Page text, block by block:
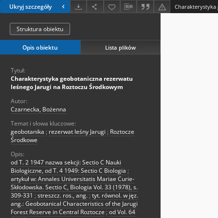
Ukryj szczegóły
Struktura obiektu
Opis obiektu Lista plików
Tytuł:
Charakterystyka geobotaniczna rezerwatu
leśnego Jarugi na Roztoczu Środkowym
Autor:
Czarnecka, Bożenna
Temat i słowa kluczowe:
geobotanika ; rezerwat leśny Jarugi ; Roztocze
Środkowe
Opis:
od T. 2 1947 nazwa sekcji: Sectio C Nauki
Biologiczne, od T. 4 1949: Sectio C Biologia ;
artykuł w: Annales Universitatis Mariae Curie-
Skłodowska. Sectio C, Biologia Vol. 33 (1978), s.
309-331 ; streszcz. ros., ang. ; tyt. równol. w jęz.
ang.: Geobotanical Characteristics of the Jarugi
Forest Reserve in Central Roztocze ; od Vol. 64